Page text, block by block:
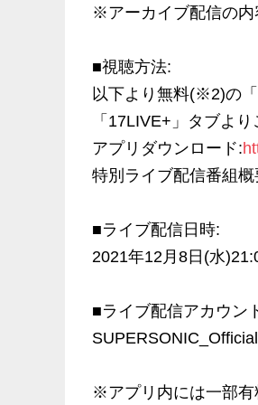
※アーカイブ配信の内
■視聴方法:
以下より無料(※2)の
「17LIVE+」タブより
アプリダウンロード:
特別ライブ配信番組概
■ライブ配信日時:
2021年12月8日(水
■ライブ配信アカウン
※アプリ内には一部有